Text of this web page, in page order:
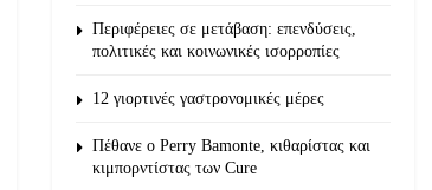
Περιφέρειες σε μετάβαση: επενδύσεις,
πολιτικές και κοινωνικές ισορροπίες
12 γιορτινές γαστρονομικές μέρες
Πέθανε ο Perry Bamonte, κιθαρίστας και
κιμπορντίστας των Cure